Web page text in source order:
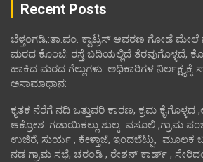
Recent Posts
ಬೆಳ್ತಂಗಡಿ,:ತಾ.ಪಂ‌. ಕ್ವಾಟ್ರಸ್ ಆವರಣ ಗೋಡೆ
ಮರದ ಕೊಂಬೆ: ರಸ್ತೆ ಬದಿಯಲ್ಲಿದೆ ತೆರವುಗೊಳ್ಳದೆ,
ಹಾಕಿದ ಮರದ ಗೆಲ್ಲುಗಳು: ಅಧಿಕಾರಿಗಳ ನಿರ್ಲಕ್ಷ್ಯಕ್ಕೆ
ಅಸಾಮಾಧಾನ:
ಕೃತಕ ನೆರೆಗೆ ನದಿ ಒತ್ತುವರಿ ಕಾರಣ, ಕ್ರಮ ಕೈಗೊಳ್ಳದ
ಆಕ್ರೋಶ: ಗಡಾಯಿಕಲ್ಲು ಶುಲ್ಕ ವಸೂಲಿ ,ಗ್ರಾಮ
ಉಜಿರೆ, ಸುರ್ಯ , ಕೇಳ್ತಾಜೆ, ಇಂದಬೆಟ್ಟು, ಮೂಲಕ
ನಡ ಗ್ರಾಮ ಸಭೆ, ಚರಂಡಿ , ರೇಶನ್ ಕಾರ್ಡ್ ,